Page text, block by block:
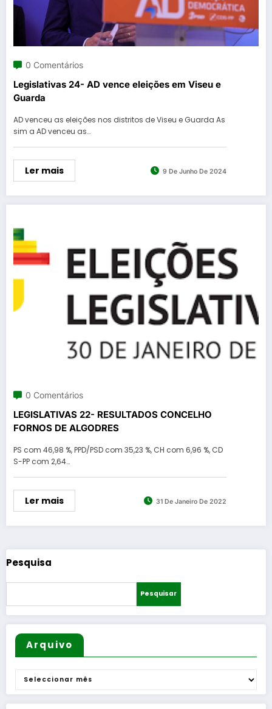
0 Comentários
Legislativas 24- AD vence eleições em Viseu e
Guarda
AD venceu as eleições nos distritos de Viseu e Guarda As
sim a AD venceu as…
Ler mais 9 De Junho De 2024
0 Comentários
LEGISLATIVAS 22- RESULTADOS CONCELHO
FORNOS DE ALGODRES
PS com 46,98 %, PPD/PSD com 35,23 %, CH com 6,96 %, CD
S-PP com 2,64…
Ler mais 31 De Janeiro De 2022
Pesquisa
Pesquisar
Arquivo
Arquivo